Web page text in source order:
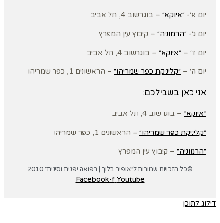
יום א׳-״איוקא״– בוגרשוב 4, תל אביב
יום ג׳-״הרמוניה״– קיבוץ עין המפרץ
יום ד׳ –״איוקא״– בוגרשוב 4, תל אביב
יום ה׳ –״קליניקת כפר שמריהו״– הראשונים 1, כפר שמריהו
אני כאן בשבילכם:
״איוקא״– בוגרשוב 4, תל אביב
״קליניקת כפר שמריהו״– הראשונים 1, כפר שמריהו
״הרמוניה״– קיבוץ עין המפרץ
©כל הזכויות שמורות ל״אופיר בלוך | רפואה יפנית וסינית״ 2010
Facebook-f Youtube
דילוג לתוכן